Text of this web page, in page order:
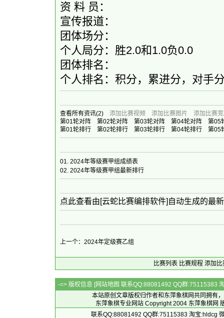
资 料 员：
宣传报道：
团体场分：
个人局分：胜2.0和1.0负0.0
团体排名：
个人排名：积分，累进分，对手
查看所有资讯(2) 添加比赛视频 添加比赛图片
添加比赛
第01轮对阵
第02轮对阵 第03轮对阵 第04轮对阵
第05
第01轮排行
第02轮排行 第03轮排行 第04轮排行 第05
01. 2024年等级赛甲组成绩表
02. 2024年等级赛甲组最新排行
点此查看由[云蛇比赛编排软件]自动生成的最
上一个：2024年定级赛乙组
比赛列表 比赛规程 添加比
-=> 版权信息 [网站地图 联系QQ:88081492 QQ群:75115383
本站原创文章版权归作者和 东萍象棋网共同拥有
东萍象棋专业网站 Copyright 2004 东萍象棋网
联系QQ:88081492 QQ群:75115383 淘宝:hldcg